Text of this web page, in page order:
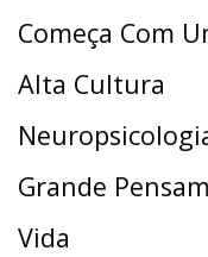
Começa Com
Alta Cultura
Grande
Vida